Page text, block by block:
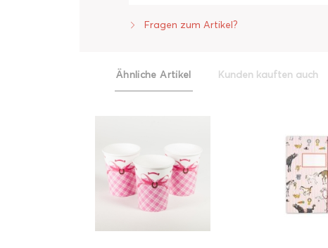
Fragen zum Artikel?
Ähnliche Artikel Kunden kauften auch